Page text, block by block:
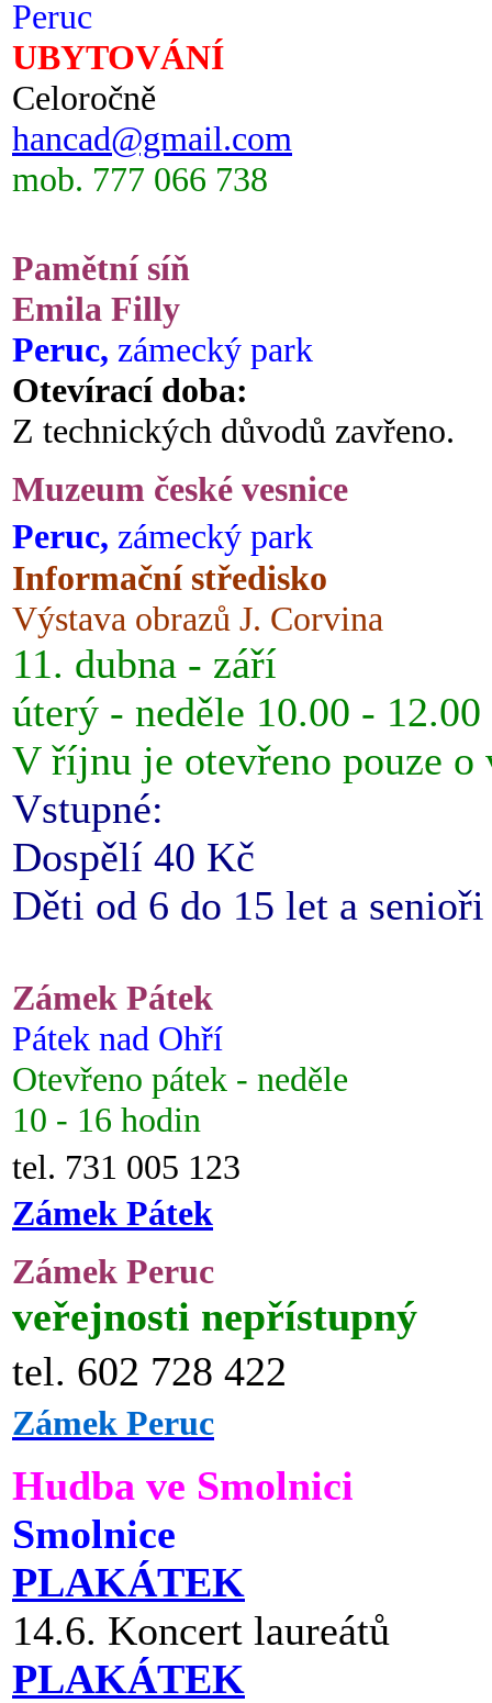
Peruc
UBYTOVÁNÍ
Celoročně
hancad@gmail.com
mob. 777 066 738
Pamětní síň
Emila Filly
Peruc, zámecký park
Otevírací doba:
Z technických důvodů zavřeno.
Muzeum české vesnice
Peruc, zámecký park
Informační středisko
Výstava obrazů J. Corvina
11. dubna - září
úterý - neděle 10.00 -
V říjnu je otevřeno pouze o
Vstupné:
Dospělí 40 Kč
Děti od 6 do 15 let a
Zámek Pátek
Pátek nad Ohří
Otevřeno pátek - neděle
10 - 16 hodin
tel. 731 005 123
Zámek Pátek
Zámek Peruc
veřejnosti nepřístupný
tel. 602 728 422
Zámek Peruc
Hudba ve Smolnici
Smolnice
PLAKÁTEK
14.6. Koncert laureátů
PLAKÁTEK